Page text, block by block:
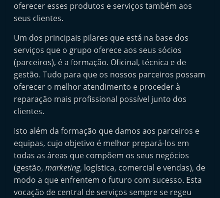
oferecer esses produtos e serviços também aos
seus clientes.
Um dos principais pilares que está na base dos
serviços que o grupo oferece aos seus sócios
(parceiros), é a formação. Oficinal, técnica e de
gestão. Tudo para que os nossos parceiros possam
oferecer o melhor atendimento e proceder à
reparação mais profissional possível junto dos
clientes.
Isto além da formação que damos aos parceiros e
equipas, cujo objetivo é melhor prepará-los em
todas as áreas que compõem os seus negócios
(gestão,marketing, logística, comercial e vendas), de
modo a que enfrentem o futuro com sucesso. Esta
vocação de central de serviços sempre se regeu